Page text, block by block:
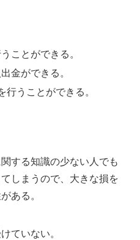
ことができる。
金ができる。
行うことができる。
する知識の少ない人でも
しまうので、大きな損を
ある。
ていない。